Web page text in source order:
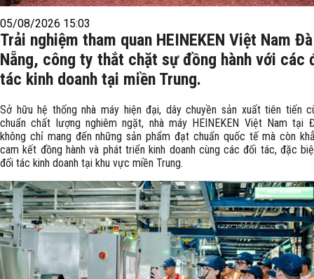
05/08/2026 15:03
Trải nghiệm tham quan HEINEKEN Việt Nam Đà
Nẵng, công ty thắt chặt sự đồng hành với các
tác kinh doanh tại miền Trung.
Sở hữu hệ thống nhà máy hiện đại, dây chuyền sản xuất tiên tiến
chuẩn chất lượng nghiêm ngặt, nhà máy HEINEKEN Việt Nam tại
không chỉ mang đến những sản phẩm đạt chuẩn quốc tế mà còn
cam kết đồng hành và phát triển kinh doanh cùng các đối tác, đặc
đối tác kinh doanh tại khu vực miền Trung.